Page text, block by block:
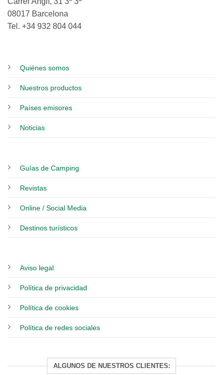
08017 Barcelona
Tel. +34 932 804 044
Quiénes somos
Nuestros productos
Países emisores
Noticias
Guías de Camping
Revistas
Online / Social Media
Destinos turísticos
Aviso legal
Política de privacidad
Política de cookies
Política de redes sociales
ALGUNOS DE NUESTROS CLIENTES: